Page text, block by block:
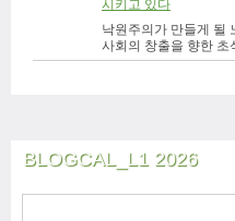
시키고 있다
낙원주의가 만들게 될
사회의 창출을 향한 초
BLOGCAL_L1 2026